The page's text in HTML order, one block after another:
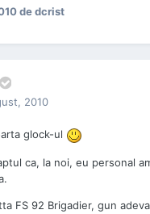
de dcrist
2010
glock-ul
ca, la noi, eu personal
FS 92 Brigadier, gun